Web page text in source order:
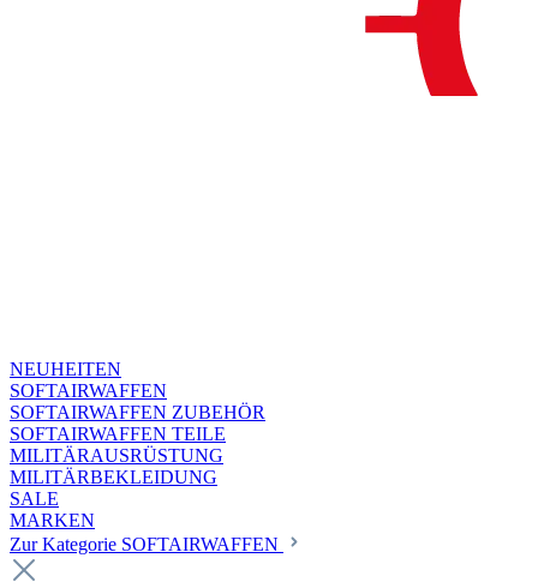
NEUHEITEN
SOFTAIRWAFFEN
SOFTAIRWAFFEN ZUBEHÖR
SOFTAIRWAFFEN TEILE
MILITÄRAUSRÜSTUNG
MILITÄRBEKLEIDUNG
SALE
MARKEN
Zur Kategorie SOFTAIRWAFFEN